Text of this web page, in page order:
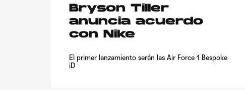
Bryson Tiller
anuncia acuerdo
con Nike
El primer lanzamiento serán las Air Force 1 Bespoke
iD